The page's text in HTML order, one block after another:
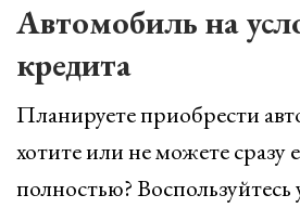
Автомобиль на
кредита
Планируете приобрести
хотите или не можете сразу
полностью? Воспользуйтесь